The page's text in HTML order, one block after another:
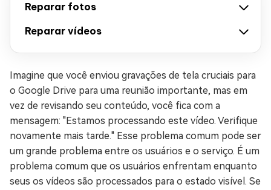
Reparar fotos
Reparar vídeos
Imagine que você enviou gravações de tela cruciais para
o Google Drive para uma reunião importante, mas em
vez de revisando seu conteúdo, você fica com a
mensagem: "Estamos processando este vídeo. Verifique
novamente mais tarde." Esse problema comum pode ser
um grande problema entre os usuários e o serviço. É um
problema comum que os usuários enfrentam enquanto
seus os vídeos são processados para o estado visível. Se